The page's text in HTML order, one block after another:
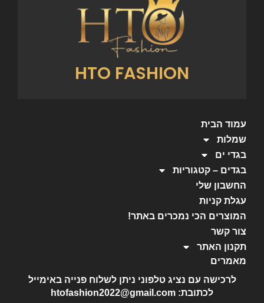
HTO FASHION
עמוד הבית
שמלות
בגדי ים
בגדים – קטגוריות
החשבון שלי
עגלת קניות
המוצרים הכי נמכרים באתר!
צור קשר
תקנון האתר
מאמרים
לרכישה עם נציג טלפוני ניתן לשלוח פנייה באימייל
לכתובת: htofashion2022@gmail.com